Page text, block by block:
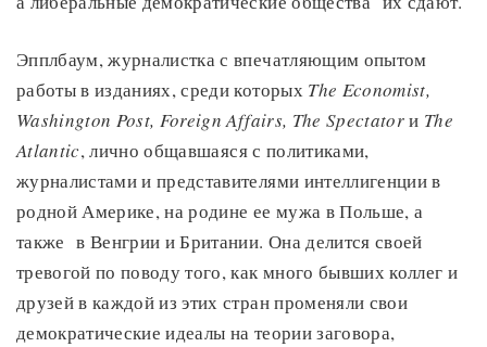
Эпплбаум, журналистка с впечатляющим опытом
работы в изданиях, среди которых The Economist,
Washington Post, Foreign Affairs, The Spectatorи The
Atlantic, лично общавшаяся с политиками,
журналистами и представителями интеллигенции в
родной Америке, на родине ее мужа в Польше, а
также в Венгрии и Британии. Она делится своей
тревогой по поводу того, как много бывших коллег и
друзей в каждой из этих стран променяли свои
демократические идеалы на теории заговора,